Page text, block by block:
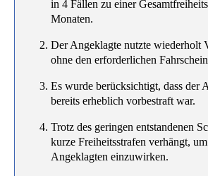
in 4 Fällen zu einer
Monaten.
Der Angeklagte nutzte wiederholt
ohne den erforderlichen
Es wurde berücksichtigt, dass der
bereits erheblich vorbestraft war.
Trotz des geringen entstandenen
kurze Freiheitsstrafen verhängt,
Angeklagten einzuwirken.